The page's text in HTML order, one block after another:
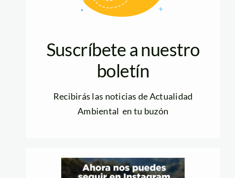
Suscríbete a nuestro
boletín
Recibirás las noticias de Actualidad
Ambiental en tu buzón